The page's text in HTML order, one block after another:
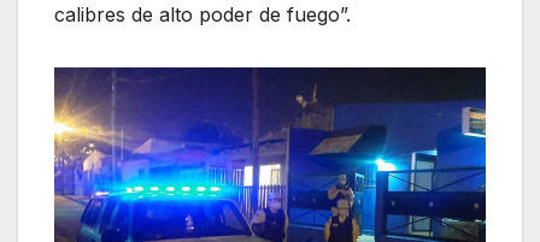
calibres de alto poder de fuego”.